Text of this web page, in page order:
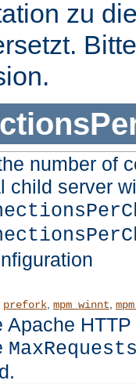
zu
number of
child server
prefork, mpm_winnt
Apache